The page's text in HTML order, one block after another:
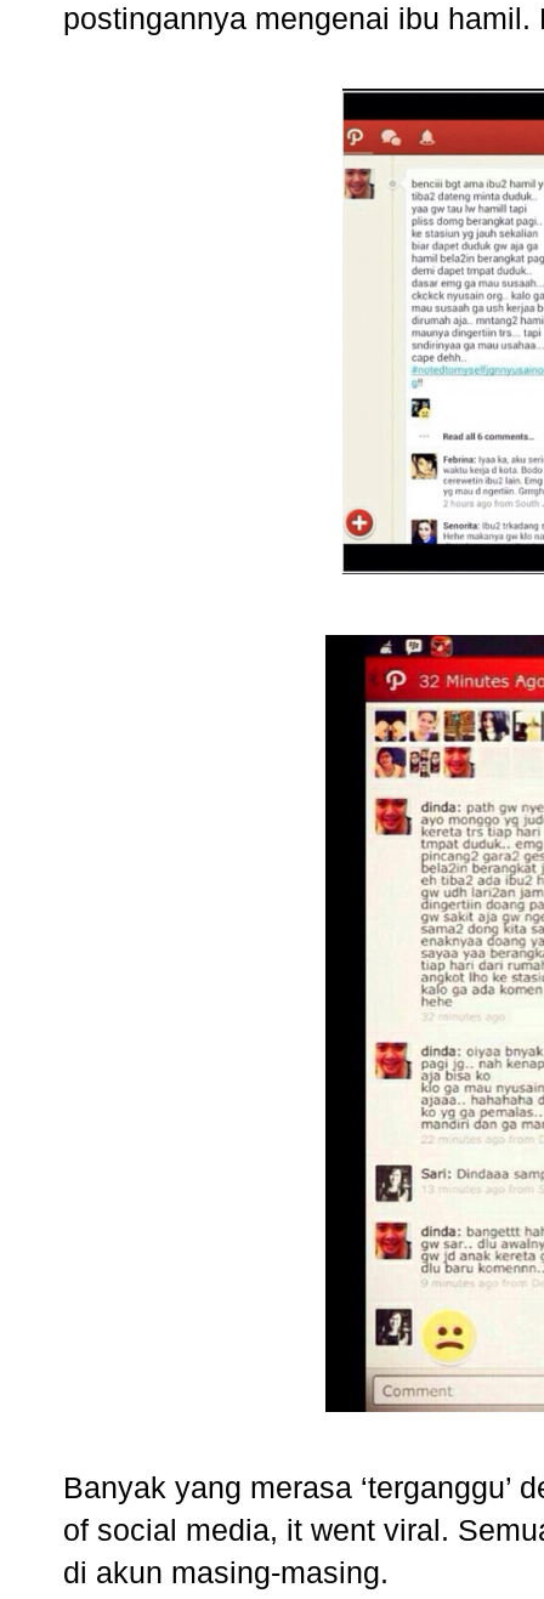
postingannya mengenai ibu
Banyak yang merasa ‘terganggu’
of social media, it went viral.
di akun masing-masing.